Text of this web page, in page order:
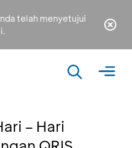
telah menyetujui
– Hari